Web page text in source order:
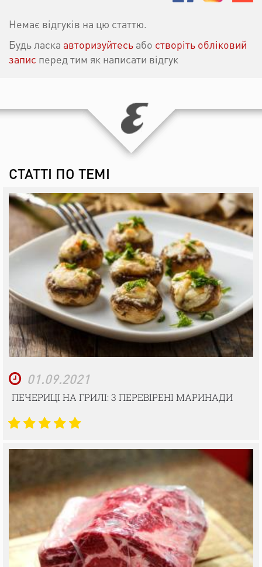
Немає відгуків на цю статтю.
Будь ласка авторизуйтесь або створіть обліковий
запис перед тим як написати відгук
СТАТТІ ПО ТЕМІ
01.09.2021
ПЕЧЕРИЦІ НА ГРИЛІ: 3 ПЕРЕВІРЕНІ МАРИНАДИ